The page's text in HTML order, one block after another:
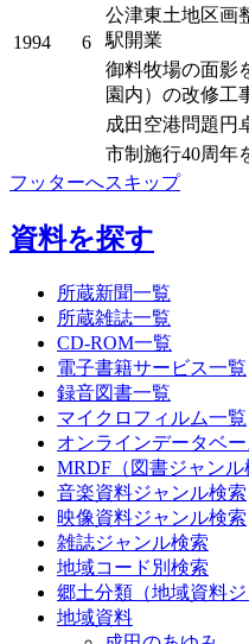
1994 6
公津東土地区画
駅開業
御料牧場の面影
園内）の改修工
成田空港問題円
市制施行40周年
フッターへスキップ
資料を探す
所蔵新聞一覧
所蔵雑誌一覧
CD-ROM一覧
電子書籍サービス一覧
録音図書一覧
マイクロフィルム一覧
オンラインデータベー
MRDF（図書ジャンル
音楽資料ジャンル検索
映像資料ジャンル検索
雑誌ジャンル検索
地域コード別検索
郷土分類（地域資料ジ
地域資料